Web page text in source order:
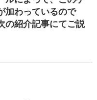
加わっているので
の紹介記事にてご説